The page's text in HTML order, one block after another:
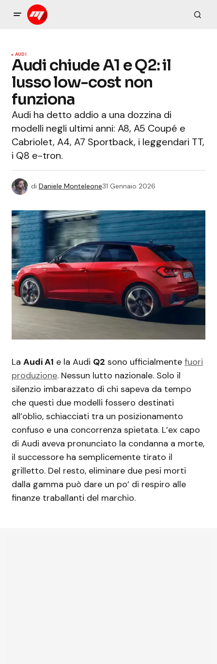
AUDI
Audi chiude A1 e Q2: il
lusso low-cost non
funziona
Audi ha detto addio a una dozzina di
modelli negli ultimi anni: A8, A5 Coupé e
Cabriolet, A4, A7 Sportback, i leggendari TT,
i Q8 e-tron.
di Daniele Monteleone31 Gennaio 2026
La Audi A1 e la Audi Q2 sono ufficialmente fuori
produzione. Nessun lutto nazionale. Solo il
silenzio imbarazzato di chi sapeva da tempo
che questi due modelli fossero destinati
all’oblio, schiacciati tra un posizionamento
confuso e una concorrenza spietata. L’ex capo
di Audi aveva pronunciato la condanna a morte,
il successore ha semplicemente tirato il
grilletto. Del resto, eliminare due pesi morti
dalla gamma può dare un po’ di respiro alle
finanze traballanti del marchio.